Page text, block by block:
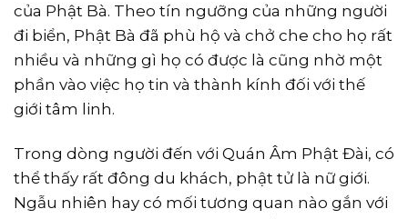
của Phật Bà. Theo tín ngưỡng của những người
đi biển, Phật Bà đã phù hộ và chở che cho họ rất
nhiều và những gì họ có được là cũng nhờ một
phần vào việc họ tin và thành kính đối với thế
giới tâm linh.
Trong dòng người đến với Quán Âm Phật Đài, có
thể thấy rất đông du khách, phật tử là nữ giới.
Ngẫu nhiên hay có mối tương quan nào gắn với